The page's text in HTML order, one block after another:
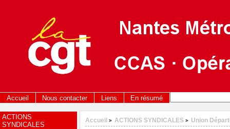
Accueil Nous contacter Liens En résumé
Accueil > ACTIONS SYNDICALES > Union
ACTIONS
SYNDICALES